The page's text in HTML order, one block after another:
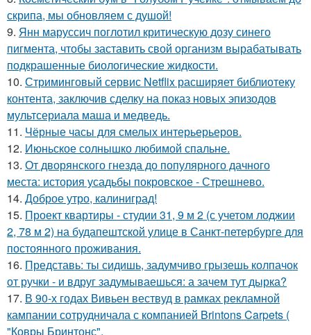
скрипа, мы обновляем с душой!
9. Янн маруссич поглотил критическую дозу синего
пигмента, чтобы заставить свой организм вырабатывать
подкрашенные биологические жидкости.
10. Стриминговый сервис Netflix расширяет библиотеку
контента, заключив сделку на показ новых эпизодов
мультсериала маша и медведь.
11. Чёрные часы для смелых интерьерьеров.
12. Июньское солнышко любимой спальне.
13. От дворянского гнезда до популярного дачного
места: история усадьбы покровское - Стрешнево.
14. Доброе утро, калиниград!
15. Проект квартиры - студии 31, 9 м 2 (с учетом лоджии
2, 78 м 2) на будапештской улице в Санкт-петербурге для
постоянного проживания.
16. Представь: ты сидишь, задумчиво грызешь колпачок
от ручки - и вдруг задумываешься: а зачем тут дырка?
17. В 90-х годах Вивьен вествуд в рамках рекламной
кампании сотрудничала с компанией Brintons Carpets (
"Ковры Бринтонс".